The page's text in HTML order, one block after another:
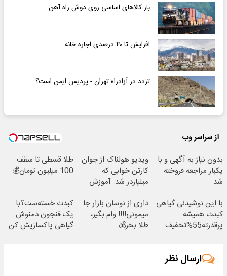
بار کالاهای اساسی روی دوش راه آهن
افزایش تا ۴۰ درصدی اجاره خانه
تردد در آزادراه تهران - پردیس ایمن است؟
از سراسر وب
بدون نیاز به آگهی و با
یکبار مراجعه فروخته
شد
ویدیو هولناک از جوان
کارتن خوابی که
میلیاردر شد. آموزش
طلا قسطی تا سقف
100 میلیون تومان💰
با این نوشیدنی گیاهی
کبدت همیشه
پرقدرته55%تخفیف
داری از نوسان بازار جا
میمونی!!!! وام بگیر،
طلا بخر💰
کبدت خسته‌ست؟با
یک فنجون دمنوش
گیاهی پاکسازیش کن
ارسال نظر